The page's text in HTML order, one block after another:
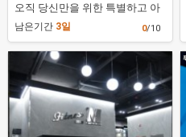
오직 당신만을 위한 특별하고 아
름다운 헤어! [디머드헤어 잠실문
남은기간 3일 0/10